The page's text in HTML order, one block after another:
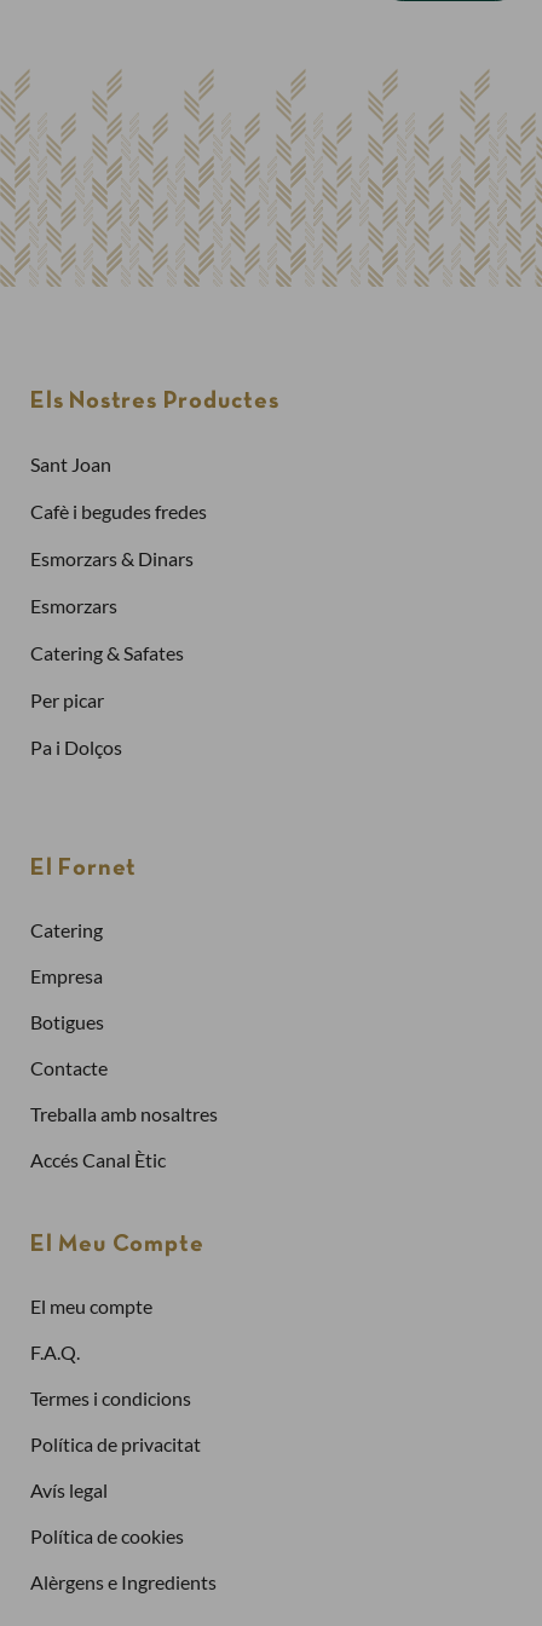
Els Nostres Productes
Sant Joan
Cafè i begudes fredes
Esmorzars & Dinars
Esmorzars
Catering & Safates
Per picar
Pa i Dolços
El Fornet
Catering
Empresa
Botigues
Contacte
Treballa amb nosaltres
Accés Canal Ètic
El Meu Compte
El meu compte
F.A.Q.
Termes i condicions
Política de privacitat
Avís legal
Política de cookies
Alèrgens e Ingredients
Finalitzar la compra com a
Comprar més ràpidament
Ja tinc compte
Has oblidat la contrasenya?